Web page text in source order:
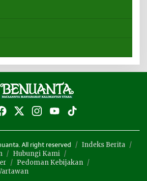
All right reserved
Indeks Berita
Hubungi Kami
Pedoman Kebijakan